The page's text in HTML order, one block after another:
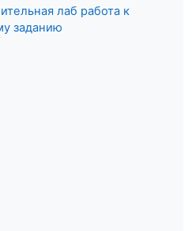
лаб работа к
заданию